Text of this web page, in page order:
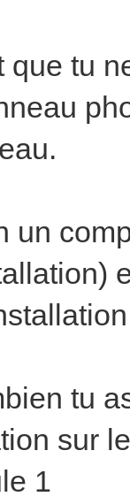
que tu
un
tu
sur
1